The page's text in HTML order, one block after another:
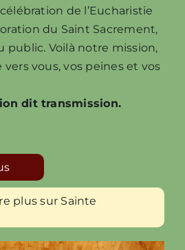
de l’Eucharistie
du Saint Sacrement,
public. Voilà notre mission,
vous, vos peines et vos
dit transmission.
plus sur Sainte